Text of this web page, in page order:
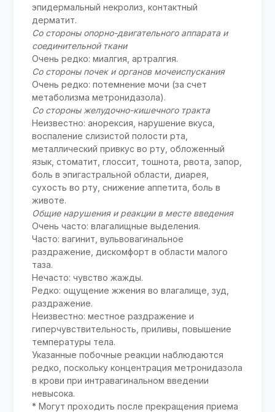
эпидермальный некролиз, контактный
дерматит.
Со стороны опорно-двигательного аппарата и
соединительной ткани
Очень редко: миалгия, артралгия.
Со стороны почек и органов мочеиспускания
Очень редко: потемнение мочи (за счет
метаболизма метронидазола).
Со стороны желудочно-кишечного тракта
Неизвестно: анорексия, нарушение вкуса,
воспаление слизистой полости рта,
металлический привкус во рту, обложенный
язык, стоматит, глоссит, тошнота, рвота, запор,
боль в эпигастральной области, диарея,
сухость во рту, снижение аппетита, боль в
животе.
Общие нарушения и реакции в месте введения
Очень часто: влагалищные выделения.
Часто: вагинит, вульвовагинальное
раздражение, дискомфорт в области малого
таза.
Нечасто: чувство жажды.
Редко: ощущение жжения во влагалище, зуд,
раздражение.
Неизвестно: местное раздражение и
гиперчувствительность, приливы, повышение
температуры тела.
Указанные побочные реакции наблюдаются
редко, поскольку концентрация метронидазола
в крови при интравагинальном введении
невысока.
* Могут проходить после прекращения приема